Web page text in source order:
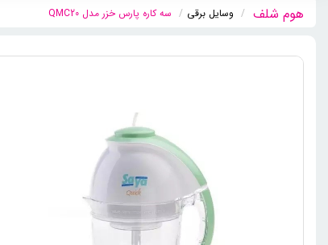
وسایل برقی سه کاره پارس خزر مدل QMC20